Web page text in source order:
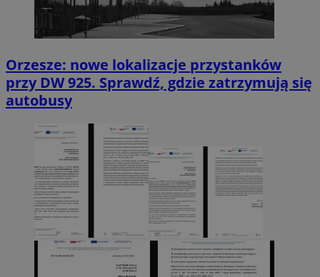
Orzesze: nowe lokalizacje przystanków
przy DW 925. Sprawdź, gdzie zatrzymują się
autobusy